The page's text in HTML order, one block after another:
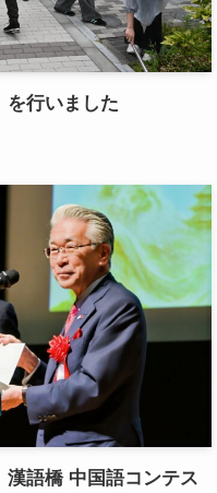
を行いました
漢語橋 中国語コンテス